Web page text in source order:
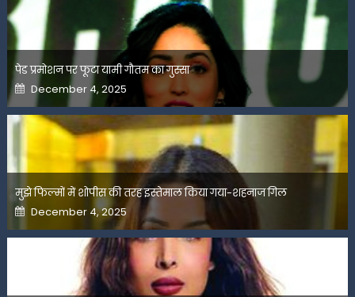
पेड प्रमोशन पर फूटा यामी गौतम का गुस्सा
Posted
on
December 4, 2025
मुझे फिल्मों में शोपीस की तरह इस्तेमाल किया गया-शहनाज गिल
Posted
on
December 4, 2025